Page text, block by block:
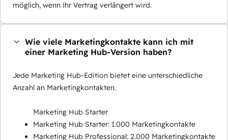
möglich, wenn Ihr Vertrag verlängert wird.
Wie viele Marketingkontakte kann ich mit
einer Marketing Hub-Version haben?
Jede Marketing Hub-Edition bietet eine unterschiedliche
Anzahl an Marketingkontakten.
Marketing Hub Starter
Marketing Hub Starter: 1.000 Marketingkontakte
Marketing Hub Professional: 2.000 Marketingkontakte